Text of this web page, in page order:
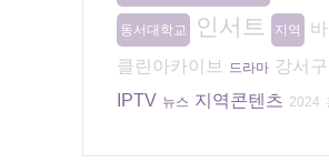
동서대학교 인서트 지역
클린아카이브
드라마 강서구
IPTV 뉴스 지역콘텐츠 2024